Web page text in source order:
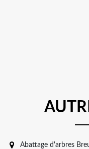
Abattage d'arbres